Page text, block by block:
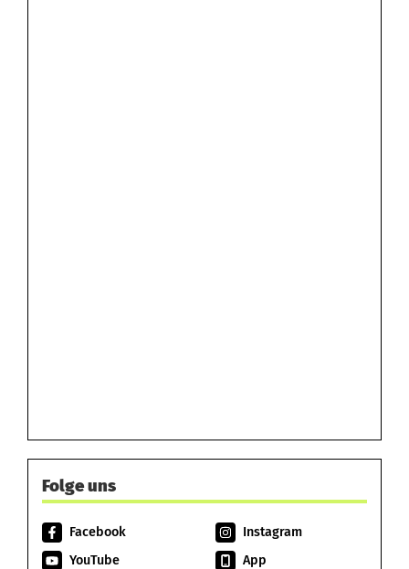
Folge uns
Facebook
Instagram
YouTube
App